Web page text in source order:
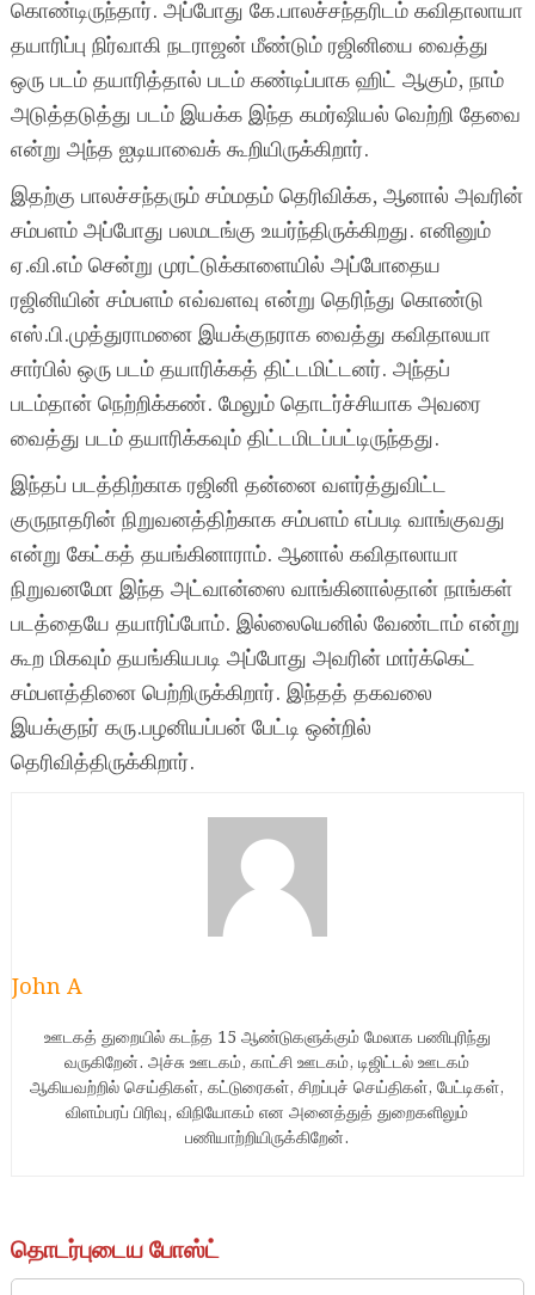
கொண்டிருந்தார். அப்போது கே.பாலச்சந்தரிடம் கவிதாலாயா
தயாரிப்பு நிர்வாகி நடராஜன் மீண்டும் ரஜினியை வைத்து
ஒரு படம் தயாரித்தால் படம் கண்டிப்பாக ஹிட் ஆகும், நாம்
அடுத்தடுத்து படம் இயக்க இந்த கமர்ஷியல் வெற்றி தேவை
என்று அந்த ஐடியாவைக் கூறியிருக்கிறார்.
இதற்கு பாலச்சந்தரும் சம்மதம் தெரிவிக்க, ஆனால் அவரின்
சம்பளம் அப்போது பலமடங்கு உயர்ந்திருக்கிறது. எனினும்
ஏ.வி.எம் சென்று முரட்டுக்காளையில் அப்போதைய
ரஜினியின் சம்பளம் எவ்வளவு என்று தெரிந்து கொண்டு
எஸ்.பி.முத்துராமனை இயக்குநராக வைத்து கவிதாலயா
சார்பில் ஒரு படம் தயாரிக்கத் திட்டமிட்டனர். அந்தப்
படம்தான் நெற்றிக்கண். மேலும் தொடர்ச்சியாக அவரை
வைத்து படம் தயாரிக்கவும் திட்டமிடப்பட்டிருந்தது.
இந்தப் படத்திற்காக ரஜினி தன்னை வளர்த்துவிட்ட
குருநாதரின் நிறுவனத்திற்காக சம்பளம் எப்படி வாங்குவது
என்று கேட்கத் தயங்கினாராம். ஆனால் கவிதாலாயா
நிறுவனமோ இந்த அட்வான்ஸை வாங்கினால்தான் நாங்கள்
படத்தையே தயாரிப்போம். இல்லையெனில் வேண்டாம் என்று
கூற மிகவும் தயங்கியபடி அப்போது அவரின் மார்க்கெட்
சம்பளத்தினை பெற்றிருக்கிறார். இந்தத் தகவலை
இயக்குநர் கரு.பழனியப்பன் பேட்டி ஒன்றில்
தெரிவித்திருக்கிறார்.
John A
ஊடகத் துறையில் கடந்த 15 ஆண்டுகளுக்கும் மேலாக பணிபுரிந்து
வருகிறேன். அச்சு ஊடகம், காட்சி ஊடகம், டிஜிட்டல் ஊடகம்
ஆகியவற்றில் செய்திகள், கட்டுரைகள், சிறப்புச் செய்திகள், பேட்டிகள்,
விளம்பரப் பிரிவு, விநியோகம் என அனைத்துத் துறைகளிலும்
பணியாற்றியிருக்கிறேன்.
தொடர்புடைய போஸ்ட்